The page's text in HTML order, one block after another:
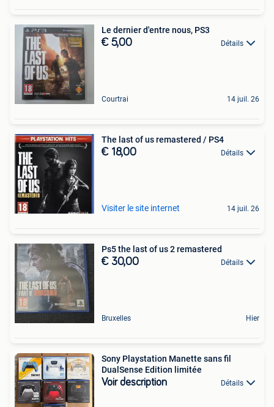
Le dernier d'entre nous, PS3
€ 5,00 Détails
Courtrai 14 juil. 26
The last of us remastered / PS4
€ 18,00 Détails
Visiter le site internet 14 juil. 26
Ps5 the last of us 2 remastered
€ 30,00 Détails
Bruxelles Hier
Sony Playstation Manette sans fil
DualSense Edition limitée
Voir description Détails